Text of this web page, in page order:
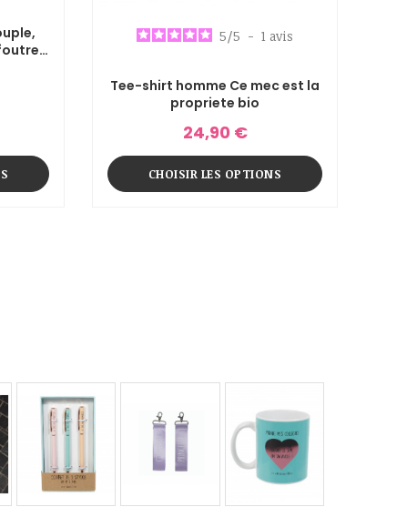
5/5 - 1 avis
Tee-shirt homme Ce mec est la
propriete bio
24,90 €
CHOISIR LES OPTIONS